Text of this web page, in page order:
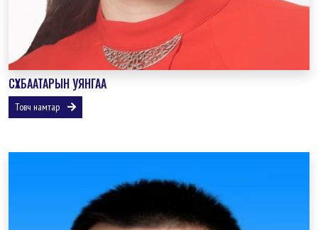
СҮХБААТАРЫН УЯНГАА
Товч намтар